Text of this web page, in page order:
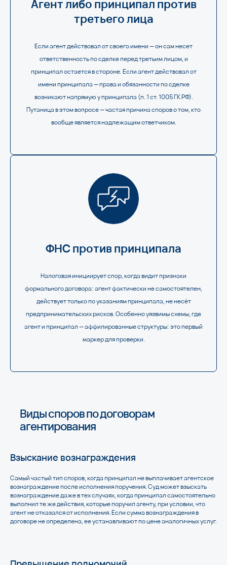
Агент либо принципал против
третьего лица
Если агент действовал от своего имени — он сам несет
ответственность по сделке перед третьим лицом, и
принципал остается в стороне. Если агент действовал от
имени принципала — права и обязанности по сделке
возникают напрямую у принципала (п. 1 ст. 1005 ГК РФ).
Путаница в этом вопросе — частая причина споров о том, кто
вообще является надлежащим ответчиком.
ФНС против принципала
Налоговая инициирует спор, когда видит признаки
формального договора: агент фактически не самостоятелен,
действует только по указаниям принципала, не несёт
предпринимательских рисков. Особенно уязвимы схемы, где
агент и принципал — аффилированные структуры: это первый
маркер для проверки.
Виды споров по договорам
агентирования
Взыскание вознаграждения
Самый частый тип споров, когда принципал не выплачивает агентское
вознаграждение после исполнения поручения. Суд может взыскать
вознаграждение даже в тех случаях, когда принципал самостоятельно
выполнил те же действия, которые поручил агенту, при условии, что
агент не отказался от исполнения. Если сумма вознаграждения в
договоре не определена, ее устанавливают по цене аналогичных услуг.